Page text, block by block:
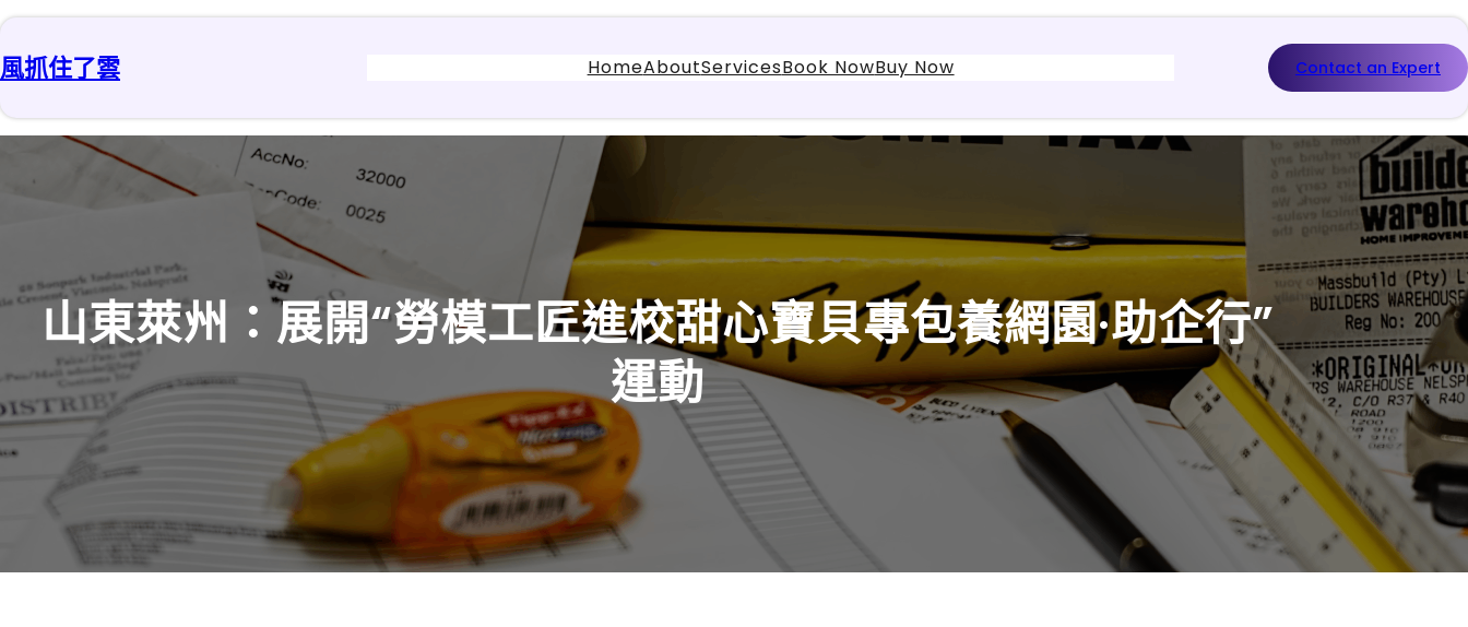
跳
主
內
容
風抓住了雲 HomeAboutServicesBook NowBuy Now Contact an Expert
山東萊州：展開“勞模工匠進校甜心寶貝專包養網園·助企行”
運動